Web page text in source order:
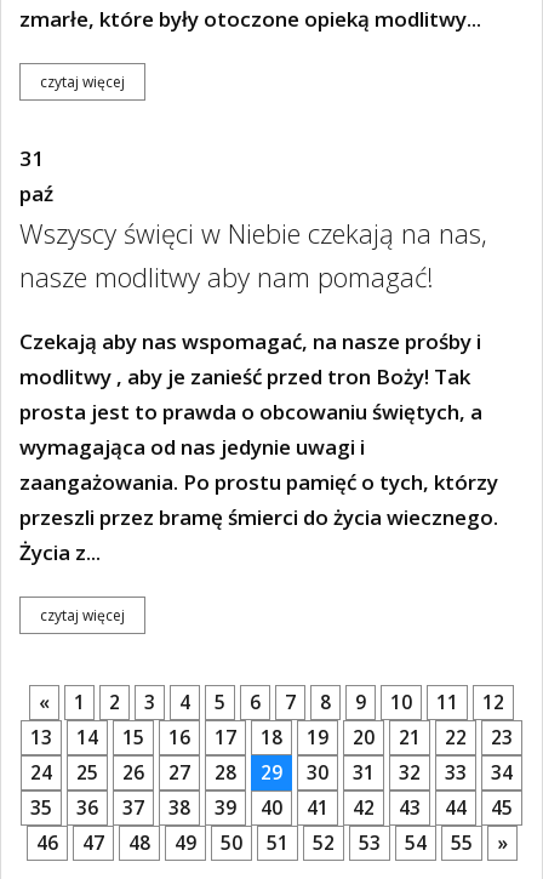
zmarłe, które były otoczone opieką modlitwy...
czytaj więcej
31
paź
Wszyscy święci w Niebie czekają na nas,
nasze modlitwy aby nam pomagać!
Czekają aby nas wspomagać, na nasze prośby i
modlitwy , aby je zanieść przed tron Boży! Tak
prosta jest to prawda o obcowaniu świętych, a
wymagająca od nas jedynie uwagi i
zaangażowania. Po prostu pamięć o tych, którzy
przeszli przez bramę śmierci do życia wiecznego.
Życia z...
czytaj więcej
« 1 2 3 4 5 6 7 8 9 10 11
12
13
14 15 16 17 18 19 20 21 22
23
24
25 26 27 28 29 30 31 32 33
34
35
36 37 38 39 40 41 42 43 44
45
46
47 48 49 50 51 52 53 54 55 »